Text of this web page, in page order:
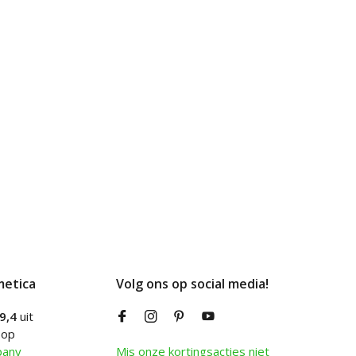
9,4 uit
Volg ons op social media!
Mis onze kortingsacties niet